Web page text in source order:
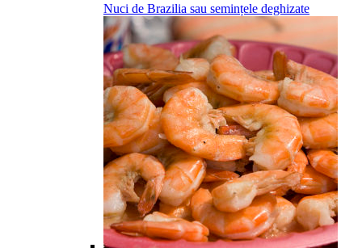
Nuci de Brazilia sau semințele deghizate